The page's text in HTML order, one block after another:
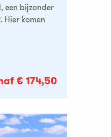
een bijzonder
Hier komen
€ 174,50